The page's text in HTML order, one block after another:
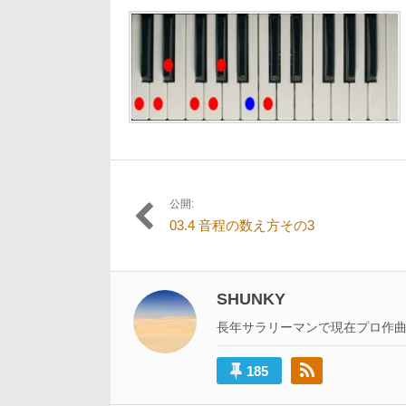
月
イ
ン
投
ナ
ビ
ゲ
ー
公開:
03.4 音程の数え方その3
SHUNKY
長年サラリーマンで現在プロ作曲
185